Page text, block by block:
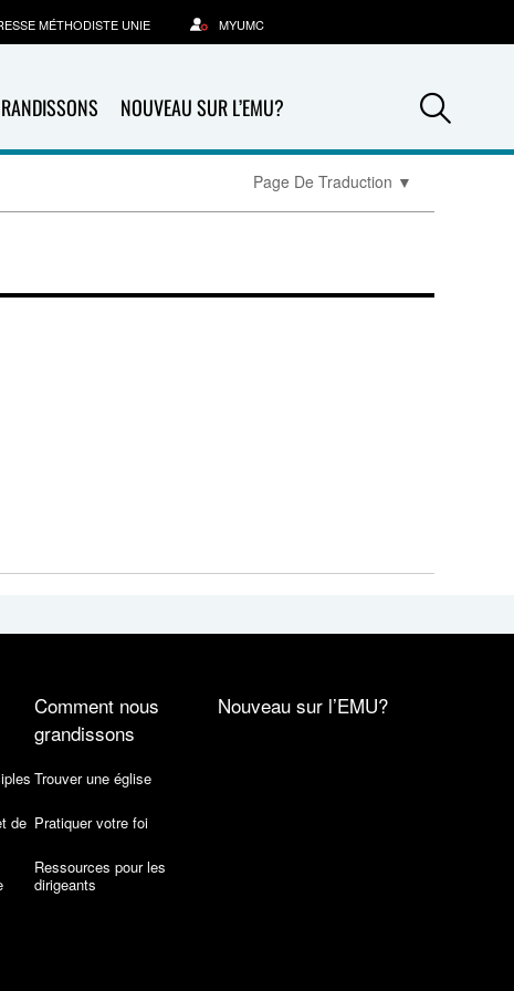
NOUVEAU SUR L’EMU?
MÉTHODISTE UNIE MYUMC
Page De Traduction ▼
de
Comment nous
grandissons
Trouver une église
Pratiquer votre foi
Ressources pour les
dirigeants
Nouveau sur l’EMU?